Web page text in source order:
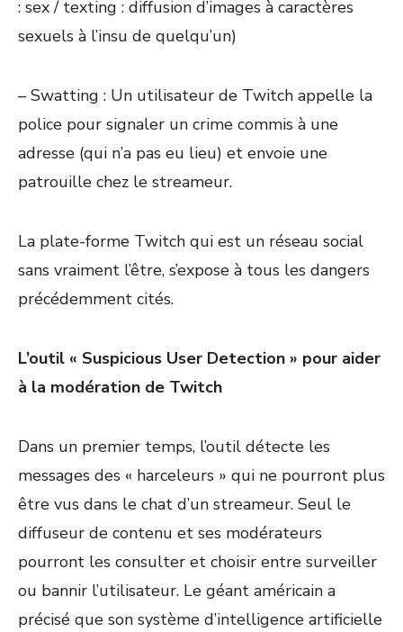
: sex / texting : diffusion d’images à caractères
sexuels à l’insu de quelqu’un)
– Swatting : Un utilisateur de Twitch appelle la
police pour signaler un crime commis à une
adresse (qui n’a pas eu lieu) et envoie une
patrouille chez le streameur.
La plate-forme Twitch qui est un réseau social
sans vraiment l’être, s’expose à tous les dangers
précédemment cités.
L’outil « Suspicious User Detection » pour aider
à la modération de Twitch
Dans un premier temps, l’outil détecte les
messages des « harceleurs » qui ne pourront plus
être vus dans le chat d’un streameur. Seul le
diffuseur de contenu et ses modérateurs
pourront les consulter et choisir entre surveiller
ou bannir l’utilisateur. Le géant américain a
précisé que son système d’intelligence artificielle